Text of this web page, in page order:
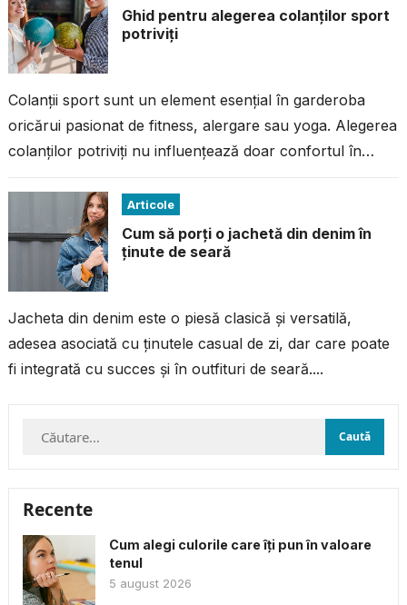
Ghid pentru alegerea colanților sport
potriviți
Colanții sport sunt un element esențial în garderoba
oricărui pasionat de fitness, alergare sau yoga. Alegerea
colanților potriviți nu influențează doar confortul în
Articole
Cum să porți o jachetă din denim în
ținute de seară
Jacheta din denim este o piesă clasică și versatilă,
adesea asociată cu ținutele casual de zi, dar care poate
fi integrată cu succes și în outfituri de seară....
Caută
Recente
Cum alegi culorile care îți pun în valoare
tenul
5 august 2026